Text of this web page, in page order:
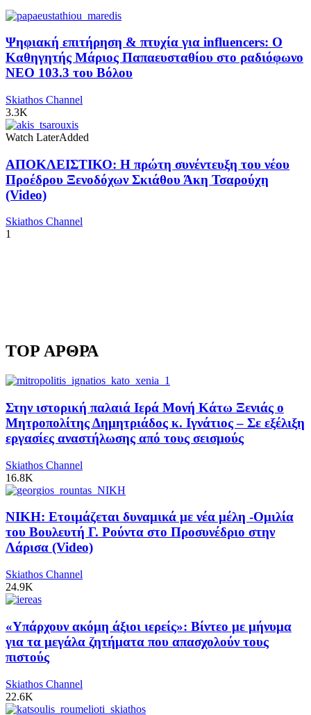
Ψηφιακή επιτήρηση & πτυχία για influencers: Ο
Καθηγητής Μάριος Παπαευσταθίου στο ραδιόφωνο
NEO 103.3 του Βόλου
Skiathos Channel
3.3K
Watch LaterAdded
ΑΠΟΚΛΕΙΣΤΙΚΟ: Η πρώτη συνέντευξη του νέου
Προέδρου Ξενοδόχων Σκιάθου Άκη Τσαρούχη
(Video)
Skiathos Channel
1
TOP ΑΡΘΡΑ
Στην ιστορική παλαιά Ιερά Μονή Κάτω Ξενιάς ο
Μητροπολίτης Δημητριάδος κ. Ιγνάτιος – Σε εξέλιξη
εργασίες αναστήλωσης από τους σεισμούς
Skiathos Channel
16.8K
ΝΙΚΗ: Ετοιμάζεται δυναμικά με νέα μέλη -Ομιλία
του Βουλευτή Γ. Ρούντα στο Προσυνέδριο στην
Λάρισα (Video)
Skiathos Channel
24.9K
«Υπάρχουν ακόμη άξιοι ιερείς»: Βίντεο με μήνυμα
για τα μεγάλα ζητήματα που απασχολούν τους
πιστούς
Skiathos Channel
22.6K